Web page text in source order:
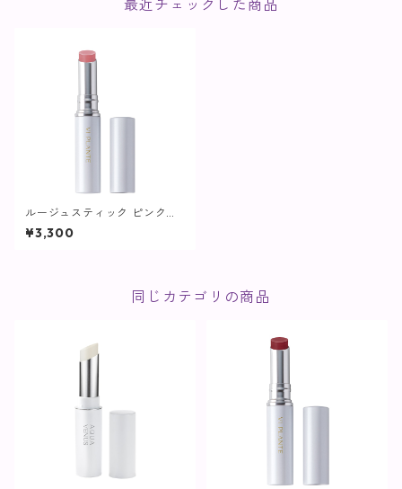
最近チェックした商品
ルージュスティック ピンクベ
ージュ【ヴィプランツ】
¥3,300
同じカテゴリの商品